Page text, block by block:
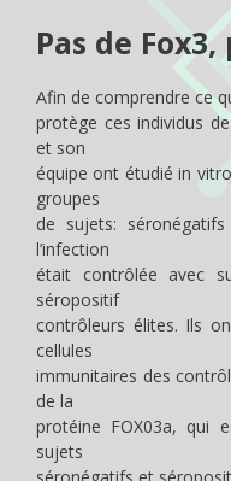
Pas de
Afin de comprendre ce
protège ces individus
et son
équipe ont étudié in
groupes
de sujets:
l’infection
était contrôlée avec
séropositif
contrôleurs élites. Ils
cellules
immunitaires des
de la
protéine FOX03a, qui
sujets